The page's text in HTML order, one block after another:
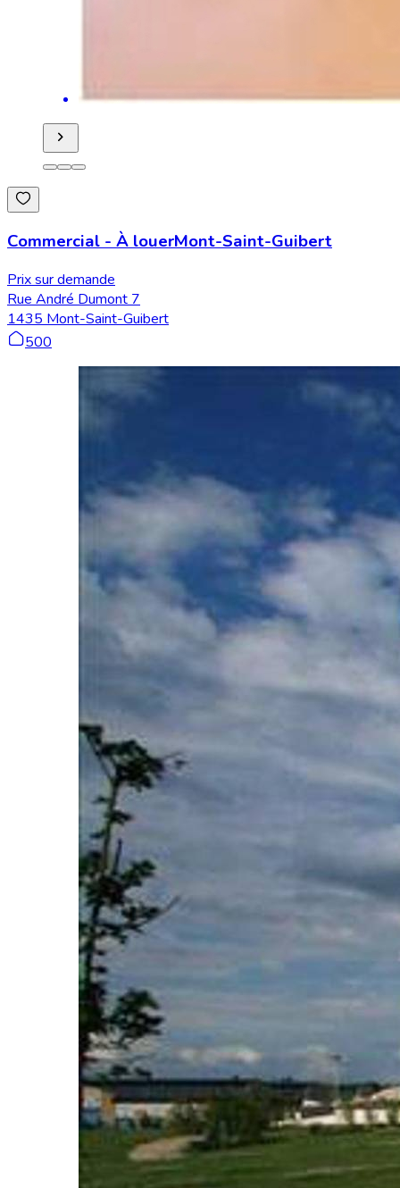
Commercial - À louerMont-Saint-Guibert
Prix sur demande
Rue André Dumont 7
1435 Mont-Saint-Guibert
500